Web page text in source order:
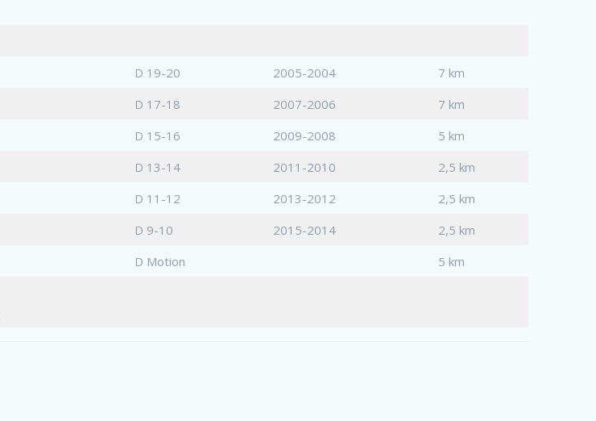
D 19-20 2005-2004
7 km
D 17-18 2007-2006
7 km
D 15-16 2009-2008
5 km
D 13-14 2011-2010
2,5 km
D 11-12 2013-2012
2,5 km
D 9-10 2015-2014
2,5 km
D Motion
5 km